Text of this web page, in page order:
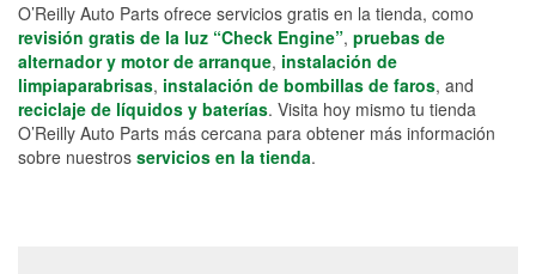
O’Reilly Auto Parts ofrece servicios gratis en la tienda, como
revisión gratis de la luz “Check Engine”, pruebas de
alternador y motor de arranque, instalación de
limpiaparabrisas, instalación de bombillas de faros, and
reciclaje de líquidos y baterías. Visita hoy mismo tu tienda
O’Reilly Auto Parts más cercana para obtener más información
sobre nuestros servicios en la tienda.